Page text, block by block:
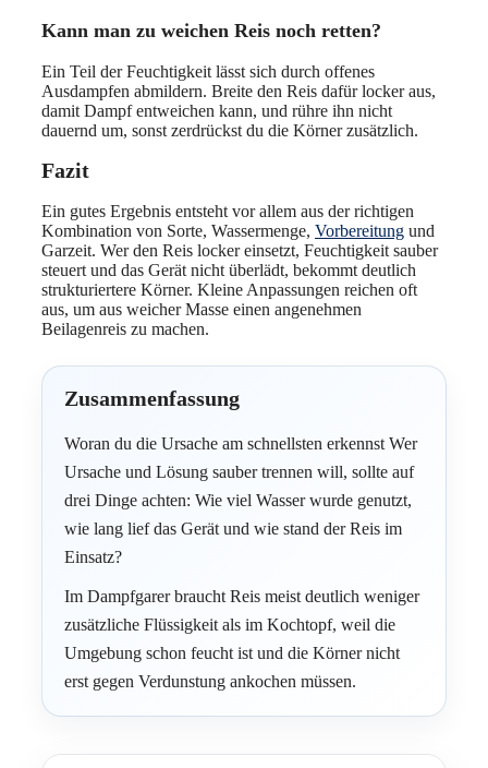
Kann man zu weichen Reis noch retten?
Ein Teil der Feuchtigkeit lässt sich durch offenes
Ausdampfen abmildern. Breite den Reis dafür locker aus,
damit Dampf entweichen kann, und rühre ihn nicht
dauernd um, sonst zerdrückst du die Körner zusätzlich.
Fazit
Ein gutes Ergebnis entsteht vor allem aus der richtigen
Kombination von Sorte, Wassermenge, Vorbereitung und
Garzeit. Wer den Reis locker einsetzt, Feuchtigkeit sauber
steuert und das Gerät nicht überlädt, bekommt deutlich
strukturiertere Körner. Kleine Anpassungen reichen oft
aus, um aus weicher Masse einen angenehmen
Beilagenreis zu machen.
Zusammenfassung
Woran du die Ursache am schnellsten erkennst Wer
Ursache und Lösung sauber trennen will, sollte auf
drei Dinge achten: Wie viel Wasser wurde genutzt,
wie lang lief das Gerät und wie stand der Reis im
Einsatz?
Im Dampfgarer braucht Reis meist deutlich weniger
zusätzliche Flüssigkeit als im Kochtopf, weil die
Umgebung schon feucht ist und die Körner nicht
erst gegen Verdunstung ankochen müssen.